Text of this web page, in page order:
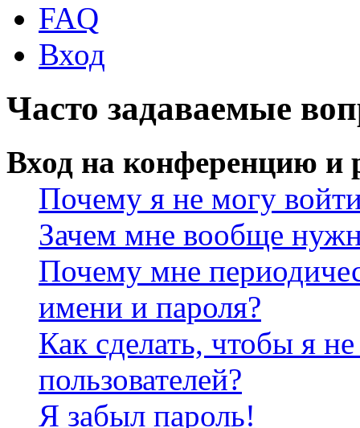
FAQ
Вход
Часто задаваемые
Вход на конференцию и
Почему я не могу
Зачем мне вообще
Почему мне
имени и пароля?
Как сделать, чтобы я
пользователей?
Я забыл пароль!